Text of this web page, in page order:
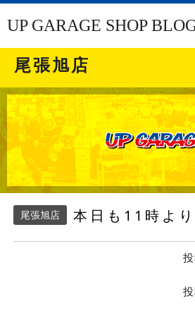
UP GARAGE SHOP
尾張旭店
尾張旭店 本日も11時よ